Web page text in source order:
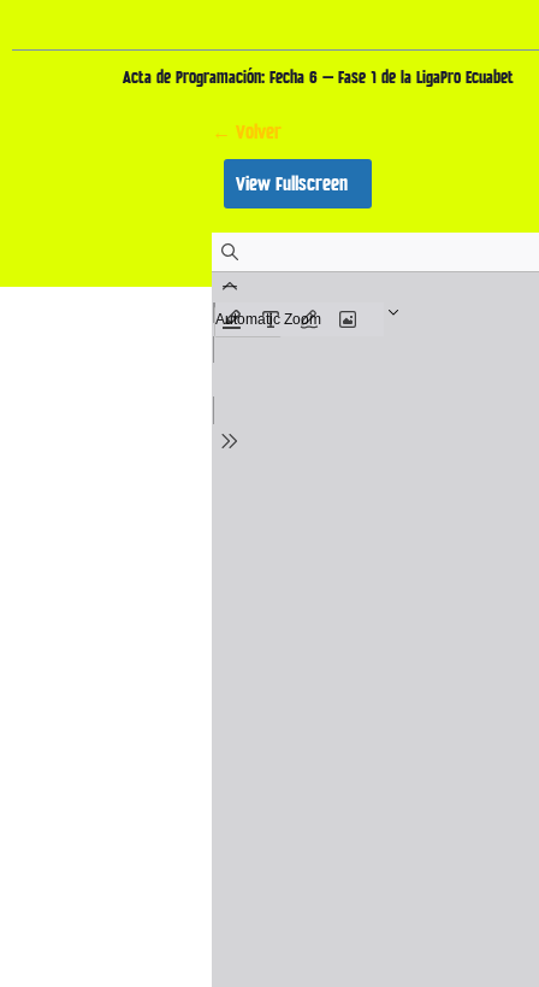
Acta de Programación: Fecha 6 – Fase 1 de la LigaPro Ecuabet
← Volver
View Fullscreen